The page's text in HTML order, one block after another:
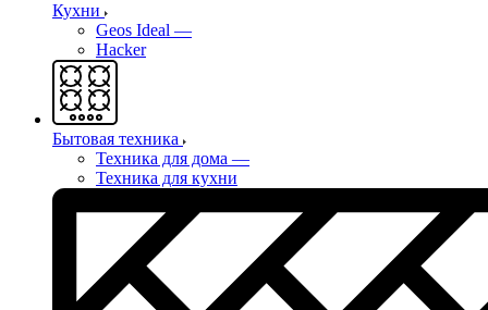
Кухни
Geos Ideal —
Hacker
Бытовая техника
Техника для дома —
Техника для кухни